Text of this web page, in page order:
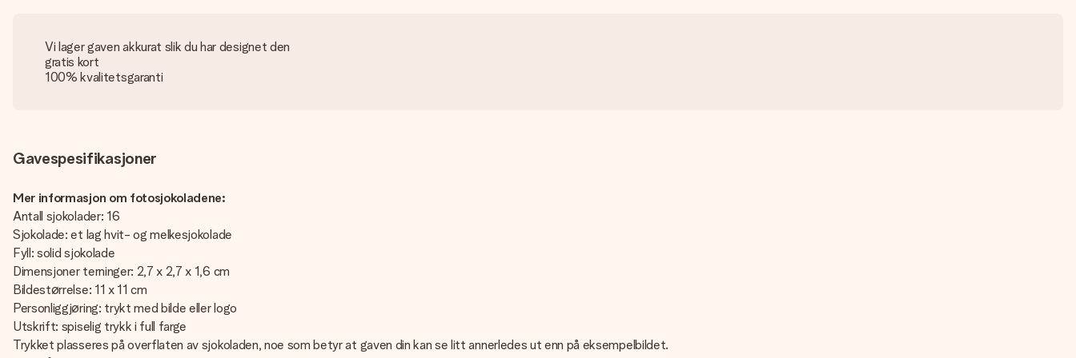
Vi lager gaven akkurat slik du har designet den
gratis kort
100% kvalitetsgaranti
Gavespesifikasjoner
Mer informasjon om fotosjokoladene:
Antall sjokolader: 16
Sjokolade: et lag hvit- og melkesjokolade
Fyll: solid sjokolade
Dimensjoner terninger: 2,7 x 2,7 x 1,6 cm
Bildestørrelse: 11 x 11 cm
Personliggjøring: trykt med bilde eller logo
Utskrift: spiselig trykk i full farge
Trykket plasseres på overflaten av sjokoladen, noe som betyr at gaven din kan se litt annerledes ut enn på eksempelbildet.